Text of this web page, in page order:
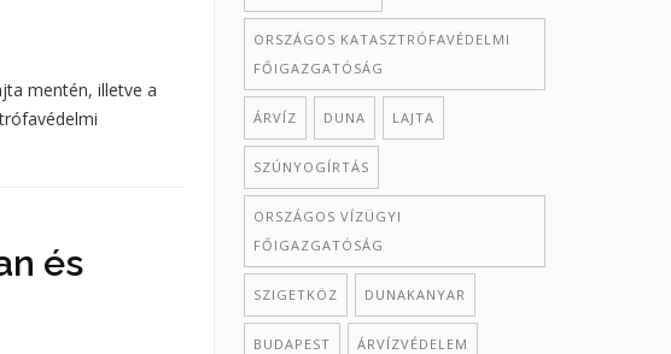
mentén, illetve a
és
ORSZÁGOS KATASZTRÓFAVÉDELMI
FŐIGAZGATÓSÁG
ÁRVÍZ DUNA LAJTA
SZÚNYOGÍRTÁS
ORSZÁGOS VÍZÜGYI
FŐIGAZGATÓSÁG
SZIGETKÖZ DUNAKANYAR
BUDAPEST ÁRVÍZVÉDELEM